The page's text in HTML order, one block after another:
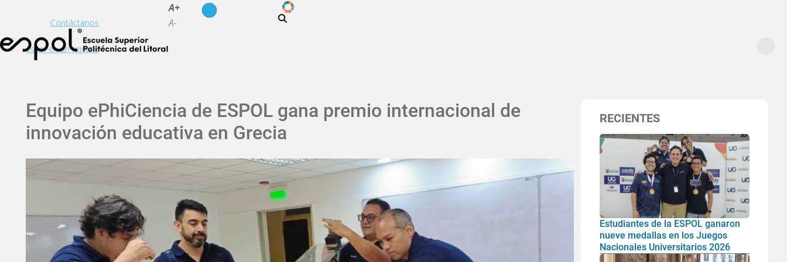
Contáctanos
Espol en un minuto
A+
A-
ODS
Equipo ePhiCiencia de ESPOL gana premio internacional de
innovación educativa en Grecia
RECIENTES
Estudiantes de la ESPOL ganaron
nueve medallas en los Juegos
Nacionales Universitarios 2026